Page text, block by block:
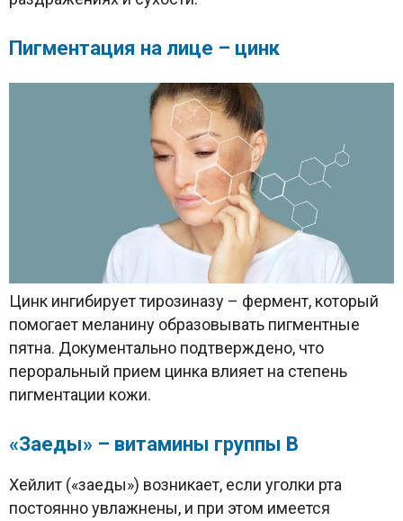
Пигментация на лице – цинк
Цинк ингибирует тирозиназу – фермент, который
помогает меланину образовывать пигментные
пятна. Документально подтверждено, что
пероральный прием цинка влияет на степень
пигментации кожи.
«Заеды» – витамины группы В
Хейлит («заеды») возникает, если уголки рта
постоянно увлажнены, и при этом имеется